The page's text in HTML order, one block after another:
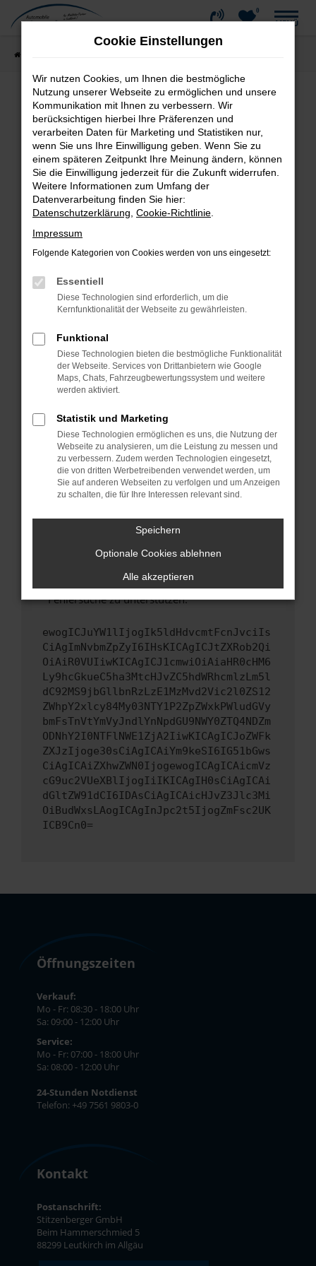
Zum
0
MENÜ
Fehler: Network Error
Beim Laden ist ein Fehler aufgetreten.
Hier sind ein paar Tipps, die dir helfen können:
Überprüfe deine Firewall und deine
Internetverbindung.
Laden andere Webseiten, zum Beispiel deine
Suchmaschine?
Prüfe deine Browsererweiterungen.
können das Laden bestimmter Seiten
verhindern. Funktioniert die Seite in einem
Fenster?
Starte dein Gerät neu.
Das kann manchmal helfen, vorübergehende
Probleme zu beheben.
Betriebssystem auf dem neuesten Stand
sind.
Veraltete Software birgt nicht nur ein
Sicherheitsrisiko, sondern kann auch dazu
führen, dass bestimmte Funktionen nicht mehr
unterstützt werden.
Wende dich an den Webseitenbetreiber.
Wenn du alle oben genannten Schritte versucht
hast, kontaktiere uns bitte. Wir werden
uns diesen Text schicken, um uns bei der
Fehlersuche zu unterstützen:
ewogICJuYW1lIjogIk5ldHdvcmtFcnJvciIs
CiAgImNvbmZpZyI6IHsKICAgICJtZXRob2Qi
OiAiR0VUIiwKICAgICJ1cmwiOiAiaHR0cHM6
Ly9hcGkueC5ha3MtcHJvZC5hdWRhcmlzLm5l
dC92MS9jbGllbnRzLzE1MzMvd2Vic2l0ZS12
ZWhpY2xlcy84My03NTY1P2ZpZWxkPWludGVy
bmFsTnVtYmVyJndlYnNpdGU9NWY0ZTQ4NDZm
ODNhY2I0NTFlNWE1ZjA2IiwKICAgICJoZWFk
ZXJzIjoge30sCiAgICAiYm9keSI6IG51bGws
CiAgICAiZXhwZWN0IjogewogICAgICAicmVz
cG9uc2VUeXBlIjogIiIKICAgIH0sCiAgICAi
dGltZW91dCI6IDAsCiAgICAicHJvZ3Jlc3Mi
OiBudWxsLAogICAgInJpc2t5IjogZmFsc2UK
ICB9Cn0=
Öffnungszeiten
Verkauf:
Mo - Fr: 08:30 - 18:00 Uhr
Sa: 09:00 - 12:00 Uhr
Service:
Mo - Fr: 07:00 - 18:00 Uhr
Sa: 08:00 - 12:00 Uhr
24-Stunden Notdienst
Telefon: +49 7561 9803-0
Kontakt
Postanschrift:
Stitzenberger GmbH
Beim Hammerschmied 5
88299 Leutkirch im Allgäu
Cookie Einstellungen
Wir nutzen Cookies, um Ihnen die bestmögliche
Nutzung unserer Webseite zu ermöglichen und unsere
Kommunikation mit Ihnen zu verbessern. Wir
berücksichtigen hierbei Ihre Präferenzen und
verarbeiten Daten für Marketing und Statistiken nur,
wenn Sie uns Ihre Einwilligung geben. Wenn Sie zu
einem späteren Zeitpunkt Ihre Meinung ändern, können
Sie die Einwilligung jederzeit für die Zukunft widerrufen.
Weitere Informationen zum Umfang der
Datenverarbeitung finden Sie hier:
Datenschutzerklärung Cookie-Richtlinie
Impressum
Folgende Kategorien von Cookies werden von uns eingesetzt:
Essentiell
Diese Technologien sind erforderlich, um die
Kernfunktionalität der Webseite zu gewährleisten.
Funktional
Diese Technologien bieten die bestmögliche Funktionalität
der Webseite. Services von Drittanbietern wie Google
Maps, Chats, Fahrzeugbewertungssystem und weitere
werden aktiviert.
Statistik und Marketing
Diese Technologien ermöglichen es uns, die Nutzung der
Webseite zu analysieren, um die Leistung zu messen und
zu verbessern. Zudem werden Technologien eingesetzt,
die von dritten Werbetreibenden verwendet werden, um
Sie auf anderen Webseiten zu verfolgen und um Anzeigen
zu schalten, die für Ihre Interessen relevant sind.
Speichern
Optionale Cookies ablehnen
Alle akzeptieren